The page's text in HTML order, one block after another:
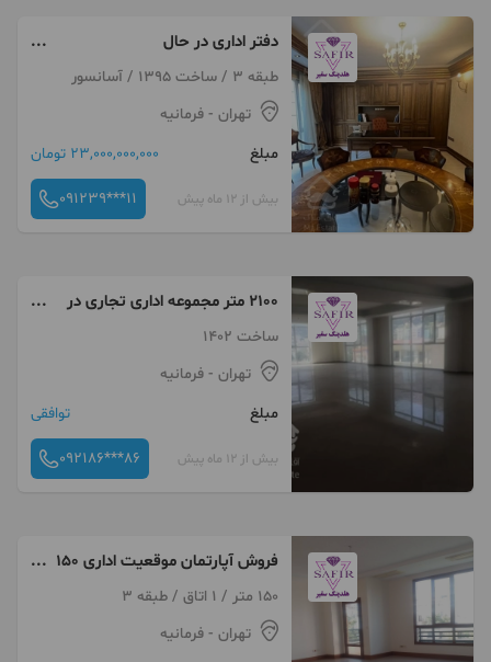
دفتر اداری در حال
فعالیت،۱۳۰متر،سه خوابه
طبقه 3 / ساخت 1395 / آسانسور
تهران - فرمانیه
مبلغ
23,000,000,000 تومان
بیش از 12 ماه پیش 091239***11
۲۱۰۰ متر مجموعه اداری تجاری در
فرمانیه
ساخت 1402
تهران - فرمانیه
مبلغ
توافقی
بیش از 12 ماه پیش 092186***86
فروش آپارتمان موقعیت اداری ۱50
متری در فرمانیه
150 متر / 1 اتاق / طبقه 3
تهران - فرمانیه